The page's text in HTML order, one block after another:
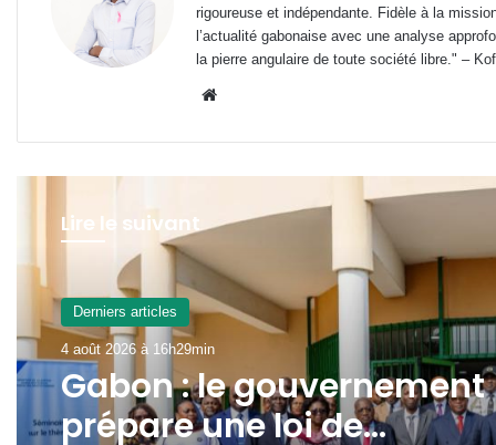
rigoureuse et indépendante. Fidèle à la
l’actualité gabonaise avec une analyse
la pierre angulaire de toute société libre." –
Lire le suivant
A La Une
4 août 2026 à 9h55min
Transport aérien : jusqu’à
52 480 FCFA de